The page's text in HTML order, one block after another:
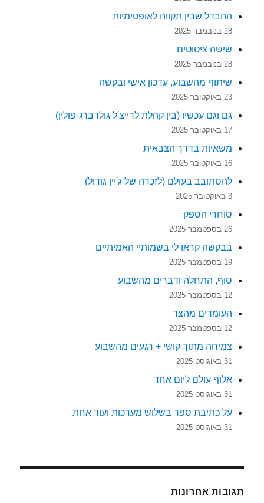
ההבדל שבין תקווה לאופטימיות
28 בנובמבר 2025
שישה ציטוטים
28 בנובמבר 2025
שיתוף מהשבוע, עדכון אישי ובקשה
23 באוקטובר 2025
גם וגם עכשיו (בין קהלת לרייצ'ל גולדברג-פולין)
17 באוקטובר 2025
משאיות בדרך הצבאית
16 באוקטובר 2025
להסתובב בעולם (לזכרה של ג'יין גודול)
3 באוקטובר 2025
סוחרי הספק
26 בספטמבר 2025
בבקשה קראו לי בשמותיי האמיתיים
19 בספטמבר 2025
סוף, התחלה ודברים מהשבוע
12 בספטמבר 2025
העומדים מהצד
12 בספטמבר 2025
צמיחה מתוך קושי + רגעים מהשבוע
31 באוגוסט 2025
אלוף עולם ליום אחד
31 באוגוסט 2025
על כתיבת ספר בשלוש מערכות ועוד אחת
31 באוגוסט 2025
תגובות אחרונות